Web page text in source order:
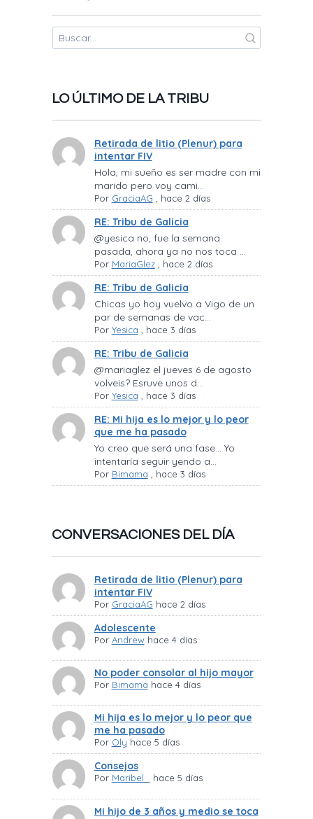
LO ÚLTIMO DE LA TRIBU
Retirada de litio (Plenur) para
intentar FIV
Hola, mi sueño es ser madre con mi
marido pero voy cami...
Por GraciaAG hace 2 días
RE: Tribu de Galicia
@yesica no, fue la semana
pasada, ahora ya no nos toca ...
Por MariaGlez, hace 2 días
RE: Tribu de Galicia
Chicas yo hoy vuelvo a Vigo de un
par de semanas de vac...
Por Yesica hace 3 días
RE: Tribu de Galicia
@mariaglez el jueves 6 de agosto
volveis? Esruve unos d...
Por Yesica hace 3 días
RE: Mi hija es lo mejor y lo peor
que me ha pasado
Yo creo que será una fase… Yo
intentaría seguir yendo a...
Por Bimama hace 3 días
CONVERSACIONES DEL DÍA
Retirada de litio (Plenur) para
intentar FIV
Por GraciaAG hace 2 días
Adolescente
Por Andrew hace 4 días
No poder consolar al hijo mayor
Por Bimama hace 4 días
Mi hija es lo mejor y lo peor que
me ha pasado
Por Oly hace 5 días
Consejos
Por Maribel_ hace 5 días
Mi hijo de 3 años y medio se toca